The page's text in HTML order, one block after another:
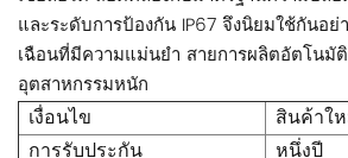
และระดับการป้องกัน IP67 จึงนิยมใช้กันอ
เฉือนที่มีความแม่นยำ สายการผลิตอัตโน
อุตสาหกรรมหนัก
เงื่อนไข
สินค้าใ
การรับประกัน
หนึ่งปี